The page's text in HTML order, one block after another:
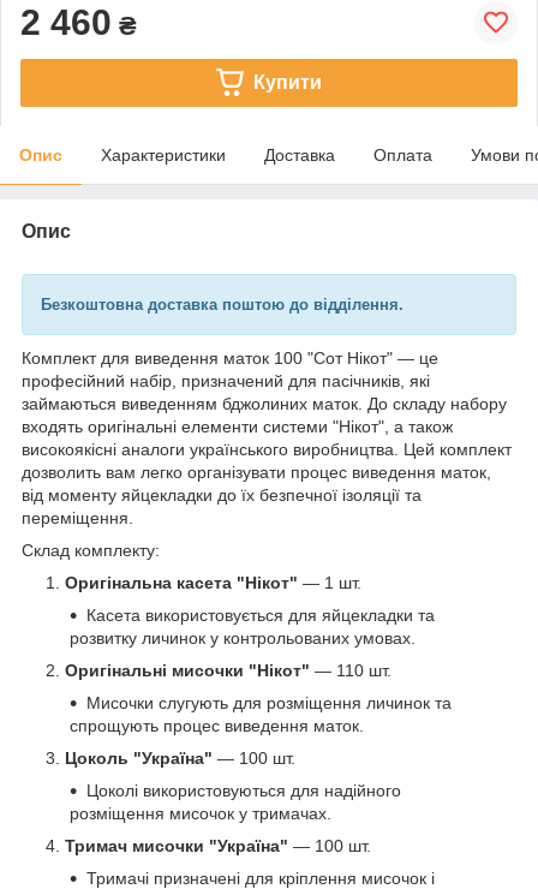
2 460 ₴
Купити
Опис Характеристики Доставка Оплата Умови
Опис
Безкоштовна доставка поштою до відділення.
Комплект для виведення маток 100 "Сот Нікот" — це
професійний набір, призначений для пасічників, які
займаються виведенням бджолиних маток. До складу набору
входять оригінальні елементи системи "Нікот", а також
високоякісні аналоги українського виробництва. Цей комплект
дозволить вам легко організувати процес виведення маток,
від моменту яйцекладки до їх безпечної ізоляції та
переміщення.
Склад комплекту:
Оригінальна касета "Нікот" — 1 шт.
Касета використовується для яйцекладки та
розвитку личинок у контрольованих умовах.
Оригінальні мисочки "Нікот" — 110 шт.
Мисочки слугують для розміщення личинок та
спрощують процес виведення маток.
Цоколь "Україна" — 100 шт.
Цоколі використовуються для надійного
розміщення мисочок у тримачах.
Тримач мисочки "Україна" — 100 шт.
Тримачі призначені для кріплення мисочок і